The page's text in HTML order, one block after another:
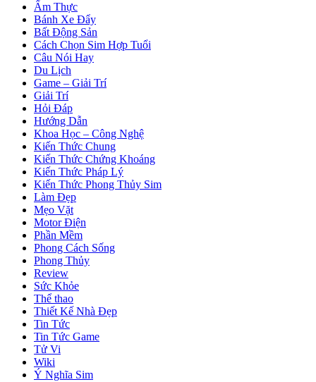
Ẩm Thực
Bánh Xe Đẩy
Bất Động Sản
Cách Chọn Sim Hợp Tuổi
Câu Nói Hay
Du Lịch
Game – Giải Trí
Giải Trí
Hỏi Đáp
Hướng Dẫn
Khoa Học – Công Nghệ
Kiến Thức Chung
Kiến Thức Chứng Khoáng
Kiến Thức Pháp Lý
Kiến Thức Phong Thủy Sim
Làm Đẹp
Mẹo Vặt
Motor Điện
Phần Mềm
Phong Cách Sống
Phong Thủy
Review
Sức Khỏe
Thể thao
Thiết Kế Nhà Đẹp
Tin Tức
Tin Tức Game
Tử Vi
Wiki
Ý Nghĩa Sim